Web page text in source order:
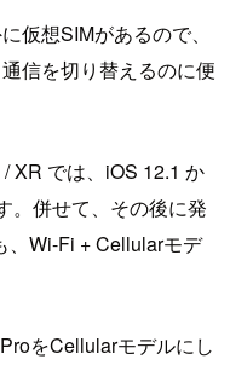
仮想SIMがあるので、
信を切り替えるのに便
XR では、iOS 12.1 か
。併せて、その後に発
、Wi-Fi + Cellularモデ
をCellularモデルにし